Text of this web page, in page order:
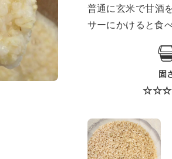
普通に玄米で甘酒
サーにかけると食
固